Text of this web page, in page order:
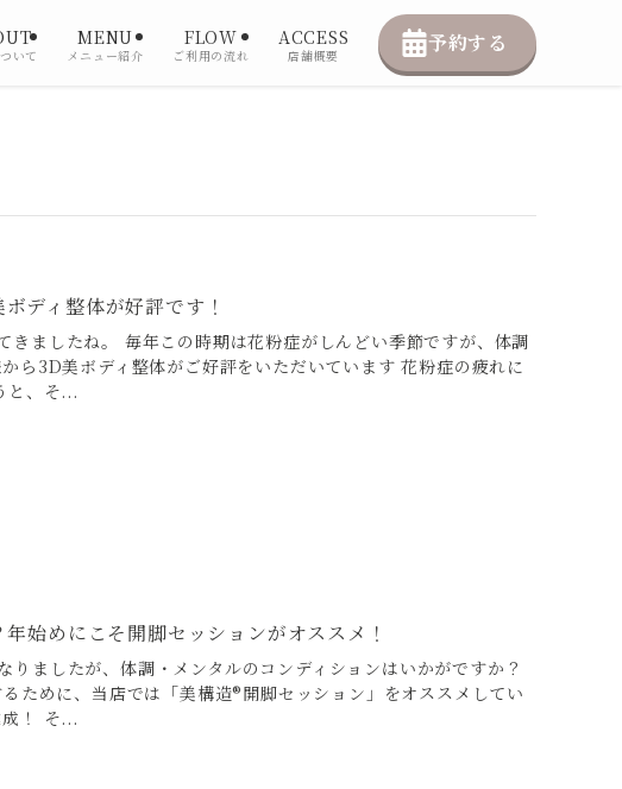
いて
MENU
メニュー紹介
FLOW
ご利用の流れ
ACCESS
店舗概要 予約する
ディ整体が好評です！
きましたね。 毎年この時期は花粉症がしんどい季節ですが、体調
ら3D美ボディ整体がご好評をいただいています 花粉症の疲れに
と、そ...
始めにこそ開脚セッションがオススメ！
ましたが、体調・メンタルのコンディションはいかがですか？
ために、当店では「美構造®開脚セッション」をオススメしてい
！ そ...